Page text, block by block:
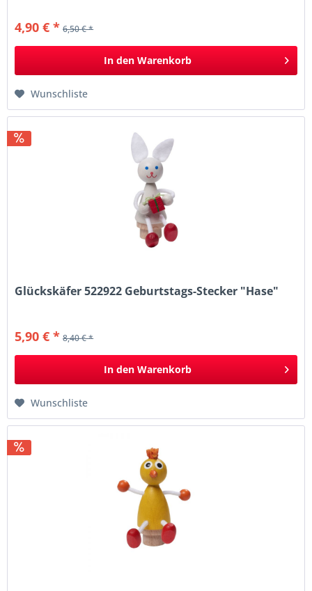
4,90 € * 6,50 € *
In den Warenkorb
Wunschliste
Glückskäfer 522922 Geburtstags-Stecker "Hase"
5,90 € * 8,40 € *
In den Warenkorb
Wunschliste